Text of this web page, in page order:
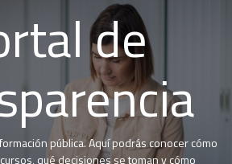
de
pública. Aquí podrás conocer cómo
qué decisiones se toman y cómo